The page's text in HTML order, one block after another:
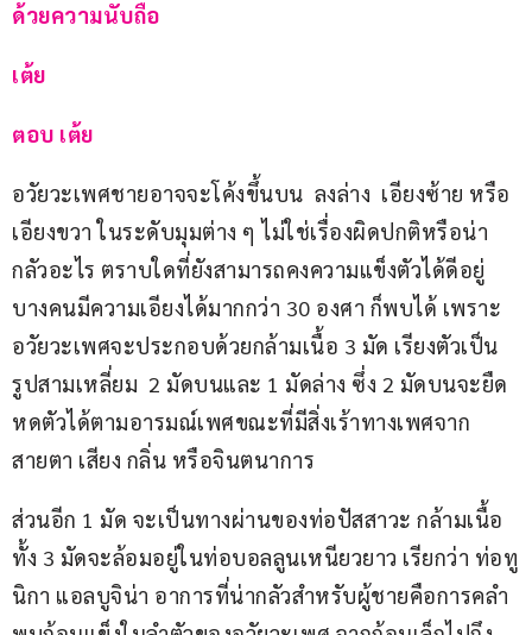
ด้วยความนับถือ
เต้ย
ตอบ เต้ย
อวัยวะเพศชายอาจจะโค้งขึ้นบน  ลงล่าง  เอียงซ้าย หรือ
เอียงขวา ในระดับมุมต่าง ๆ ไม่ใช่เรื่องผิดปกติหรือน่า
กลัวอะไร ตราบใดที่ยังสามารถคงความแข็งตัวได้ดีอยู่
บางคนมีความเอียงได้มากกว่า 30 องศา ก็พบได้ เพราะ
อวัยวะเพศจะประกอบด้วยกล้ามเนื้อ 3 มัด เรียงตัวเป็น
รูปสามเหลี่ยม  2 มัดบนและ 1 มัดล่าง ซึ่ง 2 มัดบนจะยืด
หดตัวได้ตามอารมณ์เพศขณะที่มีสิ่งเร้าทางเพศจาก
สายตา เสียง กลิ่น หรือจินตนาการ
ส่วนอีก 1 มัด จะเป็นทางผ่านของท่อปัสสาวะ กล้ามเนื้อ
ทั้ง 3 มัดจะล้อมอยู่ในท่อบอลลูนเหนียวยาว เรียกว่า ท่อทู
นิกา แอลบูจิน่า อาการที่น่ากลัวสำหรับผู้ชายคือการคลำ